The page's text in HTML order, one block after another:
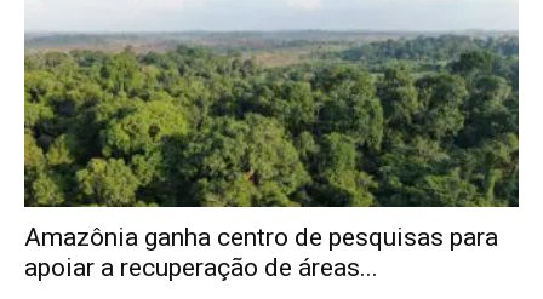
Amazônia ganha centro de pesquisas para
apoiar a recuperação de áreas...